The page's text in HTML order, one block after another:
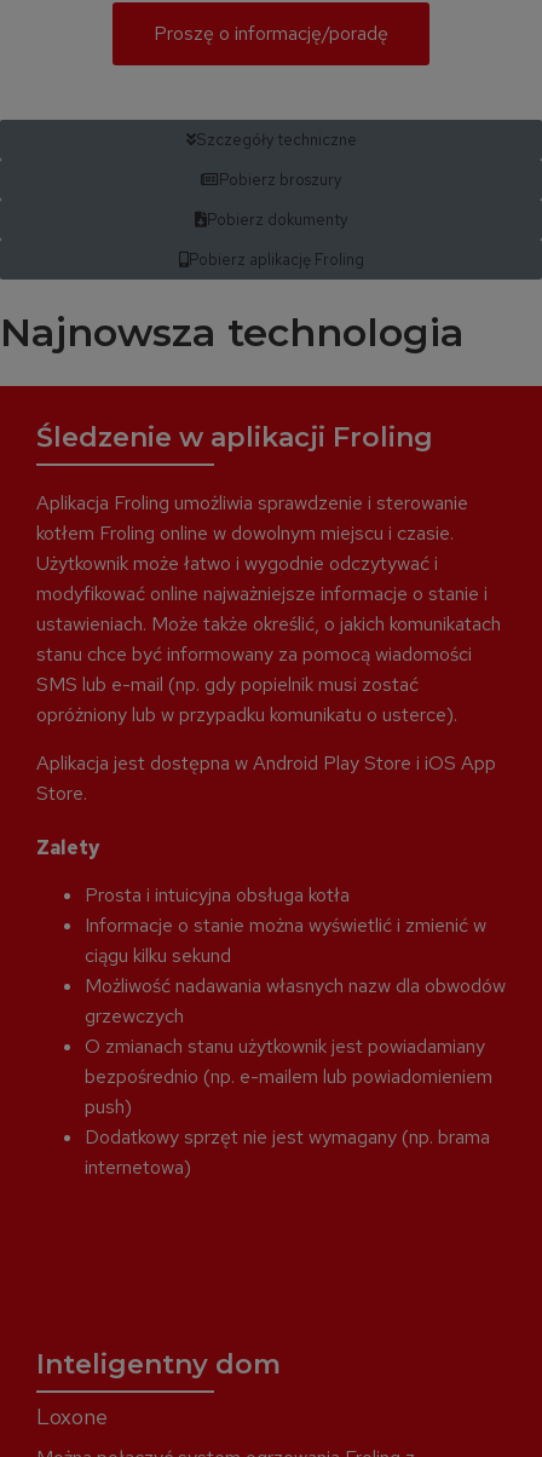
Proszę o informację/poradę
Szczegóły techniczne
Pobierz broszury
Pobierz dokumenty
Pobierz aplikację Froling
Najnowsza technologia
Śledzenie w aplikacji Froling
Aplikacja Froling umożliwia sprawdzenie i sterowanie
kotłem Froling online w dowolnym miejscu i czasie.
Użytkownik może łatwo i wygodnie odczytywać i
modyfikować online najważniejsze informacje o stanie i
ustawieniach. Może także określić, o jakich komunikatach
stanu chce być informowany za pomocą wiadomości
SMS lub e-mail (np. gdy popielnik musi zostać
opróżniony lub w przypadku komunikatu o usterce).
Aplikacja jest dostępna w Android Play Store i iOS App
Store.
Zalety
Prosta i intuicyjna obsługa kotła
Informacje o stanie można wyświetlić i zmienić w
ciągu kilku sekund
Możliwość nadawania własnych nazw dla obwodów
grzewczych
O zmianach stanu użytkownik jest powiadamiany
bezpośrednio (np. e-mailem lub powiadomieniem
push)
Dodatkowy sprzęt nie jest wymagany (np. brama
internetowa)
Inteligentny dom
Loxone